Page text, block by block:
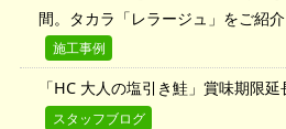
間。タカラ「レラージュ」をご紹介
施工事例
「HC 大人の塩引き鮭」賞味期限
スタッフブログ